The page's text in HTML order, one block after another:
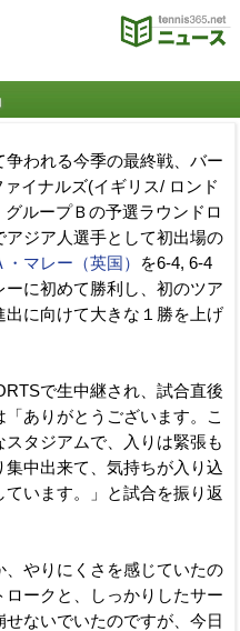
われる今季の最終戦、バー
イナルズ(イギリス/ ロンド
ループＢの予選ラウンドロ
ジア人選手として初出場の
・マレー（英国）
を6-4, 6-4
に初めて勝利し、初のツア
に向けて大きな１勝を上げ
で生中継され、試合直後
ありがとうございます。こ
タジアムで、入りは緊張も
中出来て、気持ちが入り込
います。」と試合を振り返
やりにくさを感じていたの
ークと、しっかりしたサー
ないでいたのですが、今日